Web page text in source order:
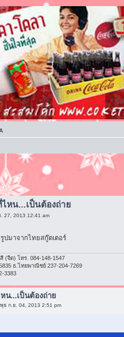
ไหน...เป็นต้องถ่าย
27, 2013 12:41 am
ปมาจากไทยสกู๊ตเตอร์
(จืด) โทร. 084-148-1547
ธ.ไทยพาณิชย์ 237-204-7269
3383
น...เป็นต้องถ่าย
ธ ก.ย. 04, 2013 2:51 pm